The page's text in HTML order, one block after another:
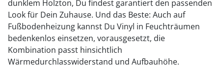
dunklem Holzton, Du findest garantiert den passenden
Look für Dein Zuhause. Und das Beste: Auch auf
Fußbodenheizung kannst Du Vinyl in Feuchträumen
bedenkenlos einsetzen, vorausgesetzt, die
Kombination passt hinsichtlich
Wärmedurchlasswiderstand und Aufbauhöhe.